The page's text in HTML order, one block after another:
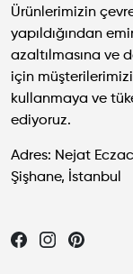
Ürünlerimizin
yapıldığından
azaltılmasına ve
için
kullanmaya ve
ediyoruz.
Adres: Nejat
Şişhane, İstanbul
Let's be friends...